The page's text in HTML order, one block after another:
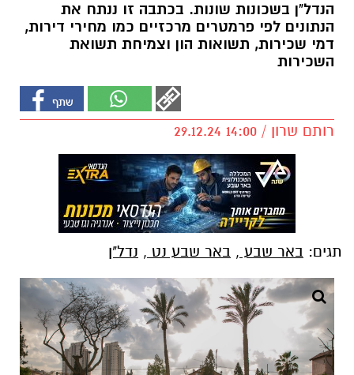
הנדל"ן בשכונות שונות. בכתבה זו ננתח את
הנתונים לפי פרמטרים מרכזיים כמו מחירי דירות,
דמי שכירות, תשואות הון וצמיחת תשואת
השכירות
רותם שרון / 14:00 29.12.24
תגים: באר שבע , באר שבע נט , נדל"ן